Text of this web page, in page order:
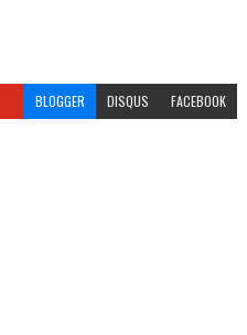
BLOGGER DISQUS FACEBOOK